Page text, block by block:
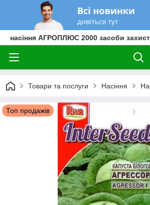
насіння АГРОПЛЮС 2000 засоби
Товари та послуги Насіння
Топ продажів